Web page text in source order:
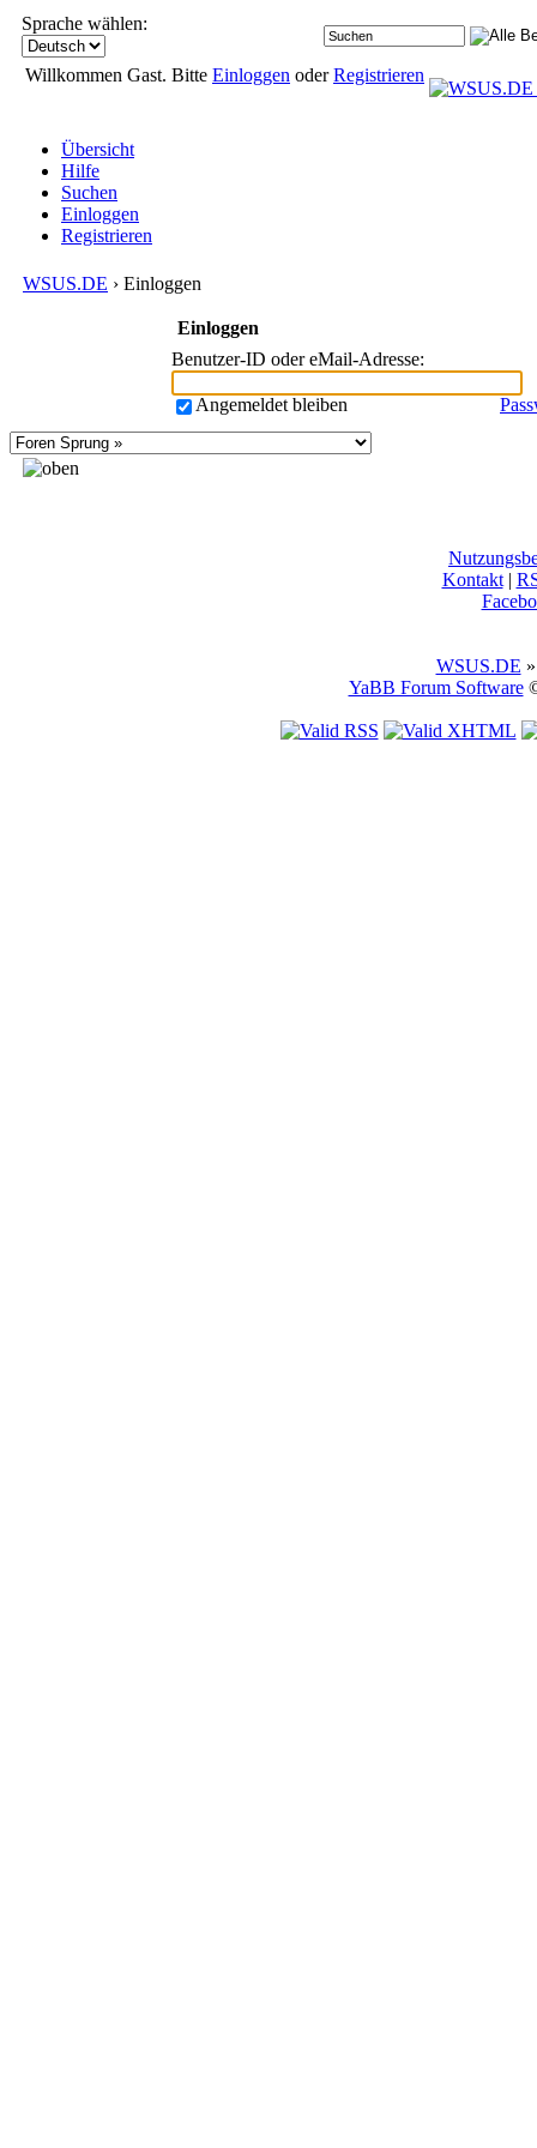
Sprache wählen:
Willkommen Gast. Bitte Einloggen oderRegistrieren
Übersicht
Hilfe
Suchen
Einloggen
Registrieren
WSUS.DE › Einloggen
Einloggen
Benutzer-ID oder eMail-Adresse:
Angemeldet bleiben
Kontakt|
WSUS.DE
YaBB Forum Software©